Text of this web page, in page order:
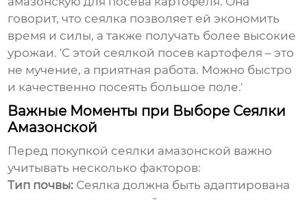
говорит, что сеялка позволяет ей экономить
время и силы, а также получать более высокие
урожаи. 'С этой сеялкой посев картофеля – это
не мучение, а приятная работа. Можно быстро
и качественно посеять большое поле.'
Важные Моменты при Выборе Сеялки
Амазонской
Перед покупкой сеялки амазонской важно
учитывать несколько факторов:
Тип почвы: Сеялка должна быть адаптирована